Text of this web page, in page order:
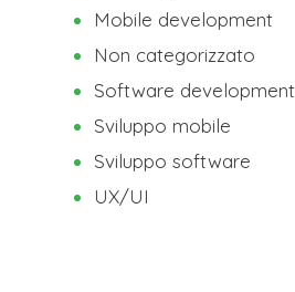
Mobile development
Non categorizzato
Software development
Sviluppo mobile
Sviluppo software
UX/UI